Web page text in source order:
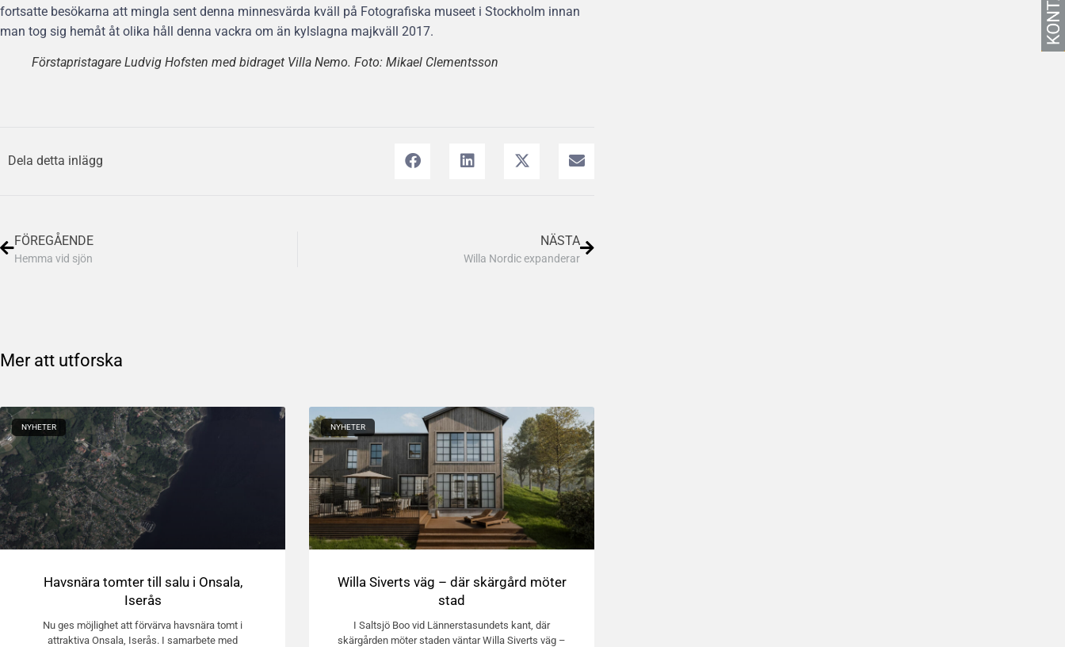
fortsatte besökarna att mingla sent denna minnesvärda kväll på Fotografiska museet i Stockholm innan
man tog sig hemåt åt olika håll denna vackra om än kylslagna majkväll 2017.
Förstapristagare Ludvig Hofsten med bidraget Villa Nemo. Foto: Mikael Clementsson
Dela detta inlägg
FÖREGÅENDE
Hemma vid sjön
NÄSTA
Willa Nordic expanderar
Mer att utforska
NYHETER
Havsnära tomter till salu i Onsala,
Iserås
Nu ges möjlighet att förvärva havsnära tomt i
attraktiva Onsala, Iserås. I samarbete med
NYHETER
Willa Siverts väg – där skärgård möter
stad
I Saltsjö Boo vid Lännerstasundets kant, där
skärgården möter staden väntar Willa Siverts väg –